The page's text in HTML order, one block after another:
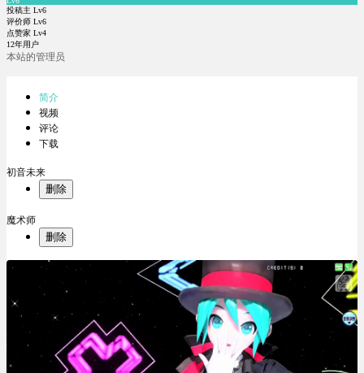
投稿主 Lv6
评价师 Lv6
点赞家 Lv4
12年用户
本站的管理员
简介
视频
评论
下载
初音未来
删除
魔术师
删除